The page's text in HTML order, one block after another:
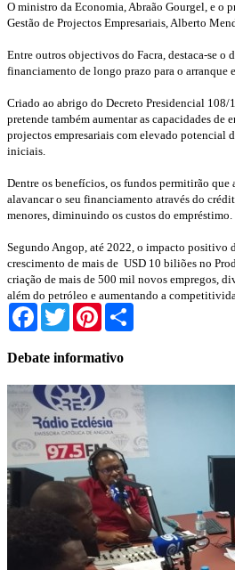
O ministro da Economia, Abraão Gourgel, e o
Gestão de Projectos Empresariais, Alberto
Entre outros objectivos do Facra, destaca-se o
financiamento de longo prazo para o arranque
Criado ao abrigo do Decreto Presidencial 108/
pretende também aumentar as capacidades de
projectos empresariais com elevado potencial
iniciais.
Dentre os benefícios, os fundos permitirão que
alavancar o seu financiamento através do
menores, diminuindo os custos do empréstimo.
Segundo Angop, até 2022, o impacto positivo
crescimento de mais de USD 10 biliões no
criação de mais de 500 mil novos empregos,
além do petróleo e aumentando a
Facebook
TwitterPinterest
Debate informativo